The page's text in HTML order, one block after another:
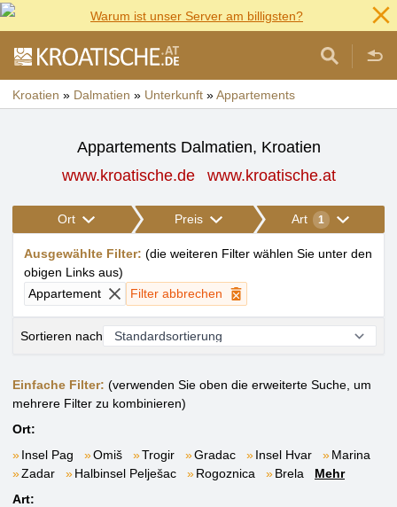
Warum ist unser Server am billigsten?
Kroatien » Dalmatien » Unterkunft »Appartements
Appartements Dalmatien, Kroatien
www.kroatische.de
www.kroatische.at
Ort Preis Art 1
Ausgewählte Filter: (die weiteren Filter wählen Sie unter den
obigen Links aus)
Appartement
Filter abbrechen
Sortieren nach
Einfache Filter: (verwenden Sie oben die erweiterte Suche, um
mehrere Filter zu kombinieren)
Ort:
Insel Pag
Omiš Trogir Gradac Insel Hvar
Marina
Zadar
Halbinsel Pelješac Rogoznica Brela
Mehr
Art: